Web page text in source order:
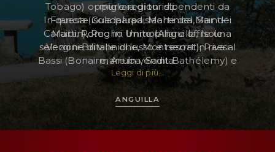
AREA RISERVATA
WISHLIST (0)
Tobago) oppure regioni dipendenti da
Francia (Guadalupa, Martinica, Saint-
Martin), Regno Unito (Anguilla, Isole
Vergini Britanniche, Montserrat), Paesi
Bassi (Bonaire, Aruba, Saint Bathélemy) e
Venezuela (Nueva Esparta).
migliaia di turisti.
In queste isola paradisiache del Mar dei
Caraibi, Romolini Immobiliare offre una
selezione di ville di lusso e resort in riva al
mare in vendita.
Leggi di più...
ANGUILLA